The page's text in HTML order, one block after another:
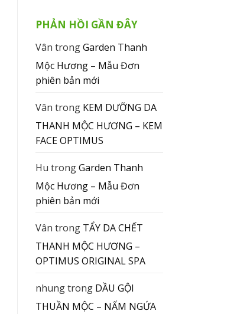
PHẢN HỒI GẦN ĐÂY
Vân trongGarden Thanh
Mộc Hương – Mẫu Đơn
phiên bản mới
Vân trong KEM DƯỠNG DA
THANH MỘC HƯƠNG – KEM
FACE OPTIMUS
Hu trongGarden Thanh
Mộc Hương – Mẫu Đơn
phiên bản mới
Vân trong TẨY DA CHẾT
THANH MỘC HƯƠNG –
OPTIMUS ORIGINAL SPA
nhungtrong DẦU GỘI
THUẦN MỘC – NẤM NGỨA